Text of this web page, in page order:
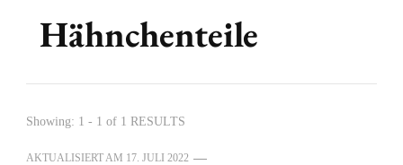
Hähnchenteile
Showing: 1 - 1 of 1 RESULTS
AKTUALISIERT AM 17. JULI 2022